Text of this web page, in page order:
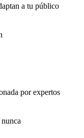
a tu público
por expertos